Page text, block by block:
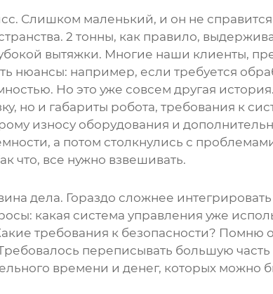
Слишком маленький, и он не справится
2 тонны, как правило,
вытяжки. Многие наши клиенты,
нюансы: например, если требуется
Но это уже совсем другая история.
но и габариты робота, требования к
износу оборудования и
а потом столкнулись с
что, все нужно взвешивать.
дела. Гораздо сложнее
какая система управления уже
требования к безопасности? Помню
переписывать большую часть
времени и денег, которых можно